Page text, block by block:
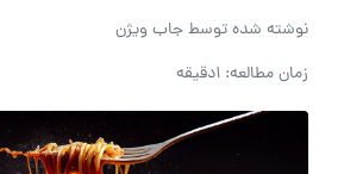
نوشته شده توسطجاب ویژن
زمان مطالعه: 1دقیقه